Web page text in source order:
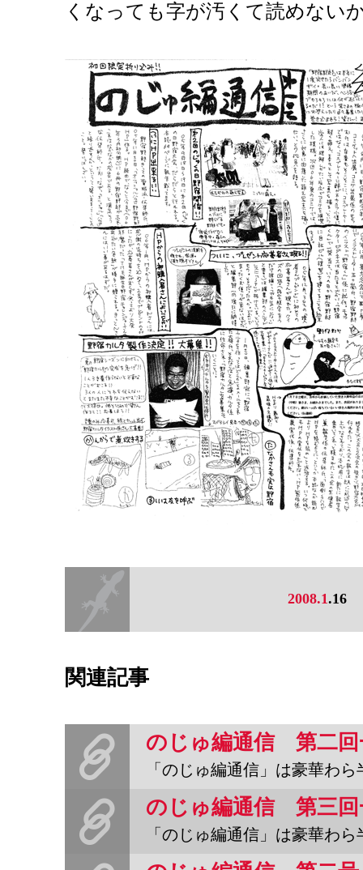
くなっても字が汚くて読めない
2008.1.16
関連記事
「のじゅ編通信」は豪華わら半紙で突発的に発行される新聞です
「のじゅ編通信」は豪華わら半紙で突発的に発行される新聞です